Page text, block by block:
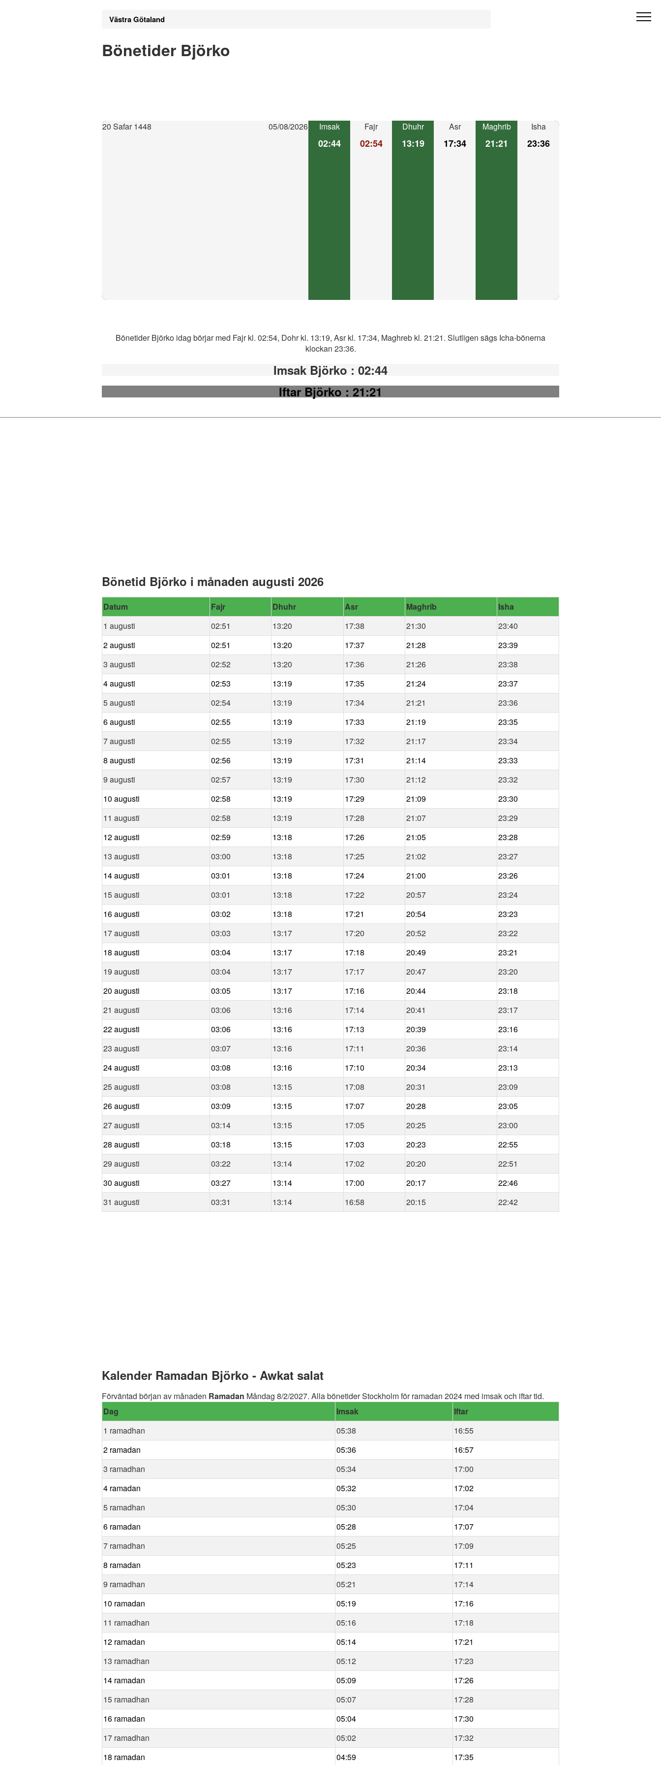
Västra Götaland
Bönetider Björko
20 Safar 1448 05/08/2026 Imsak
02:44
Fajr
02:54
Dhuhr
13:19
Asr
17:34
Maghrib
21:21
Isha
23:36
Bönetider Björko idag börjar med Fajr kl. 02:54, Dohr kl. 13:19, Asr kl. 17:34, Maghreb kl. 21:21. Slutligen sägs Icha-bönerna
klockan 23:36.
Imsak Björko : 02:44
Iftar Björko: 21:21
Bönetid Björko i månaden augusti 2026
Datum Fajr Dhuhr Asr Maghrib
Isha
1 augusti
02:51 13:20 17:38 21:30
23:40
2 augusti
02:51 13:20 17:37 21:28
23:39
3 augusti
02:52 13:20 17:36 21:26
23:38
4 augusti
02:53 13:19 17:35 21:24
23:37
5 augusti
02:54 13:19 17:34 21:21
23:36
6 augusti
02:55 13:19 17:33 21:19
23:35
7 augusti
02:55 13:19 17:32 21:17
23:34
8 augusti
02:56 13:19 17:31 21:14
23:33
9 augusti
02:57 13:19 17:30 21:12
23:32
10 augusti
02:58 13:19 17:29 21:09
23:30
11 augusti
02:58 13:19 17:28 21:07
23:29
12 augusti
02:59 13:18 17:26 21:05
23:28
13 augusti
03:00 13:18 17:25 21:02
23:27
14 augusti
03:01 13:18 17:24 21:00
23:26
15 augusti
03:01 13:18 17:22 20:57
23:24
16 augusti
03:02 13:18 17:21 20:54
23:23
17 augusti
03:03 13:17 17:20 20:52
23:22
18 augusti
03:04 13:17 17:18 20:49
23:21
19 augusti
03:04 13:17 17:17 20:47
23:20
20 augusti
03:05 13:17 17:16 20:44
23:18
21 augusti
03:06 13:16 17:14 20:41
23:17
22 augusti
03:06 13:16 17:13 20:39
23:16
23 augusti
03:07 13:16 17:11 20:36
23:14
24 augusti
03:08 13:16 17:10 20:34
23:13
25 augusti
03:08 13:15 17:08 20:31
23:09
26 augusti
03:09 13:15 17:07 20:28
23:05
27 augusti
03:14 13:15 17:05 20:25
23:00
28 augusti
03:18 13:15 17:03 20:23
22:55
29 augusti
03:22 13:14 17:02 20:20
22:51
30 augusti
03:27 13:14 17:00 20:17
22:46
31 augusti
03:31 13:14 16:58 20:15 22:42
Kalender Ramadan Björko - Awkat salat
Förväntad början av månaden Ramadan Måndag 8/2/2027. Alla bönetider Stockholm för ramadan 2024 med imsak och iftar tid.
Dag
Imsak
Iftar
1 ramadhan
05:38
16:55
2 ramadan
05:36
16:57
3 ramadhan
05:34
17:00
4 ramadan
05:32
17:02
5 ramadhan
05:30
17:04
6 ramadan
05:28
17:07
7 ramadhan
05:25
17:09
8 ramadan
05:23
17:11
9 ramadhan
05:21
17:14
10 ramadan
05:19
17:16
11 ramadhan
05:16
17:18
12 ramadan
05:14
17:21
13 ramadhan
05:12
17:23
14 ramadan
05:09
17:26
15 ramadhan
05:07
17:28
16 ramadan
05:04
17:30
17 ramadhan
05:02
17:32
18 ramadan
04:59 17:35